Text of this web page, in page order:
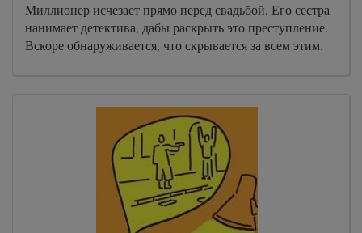
Миллионер исчезает прямо перед свадьбой. Его сестра
нанимает детектива, дабы раскрыть это преступление.
Вскоре обнаруживается, что скрывается за всем этим.